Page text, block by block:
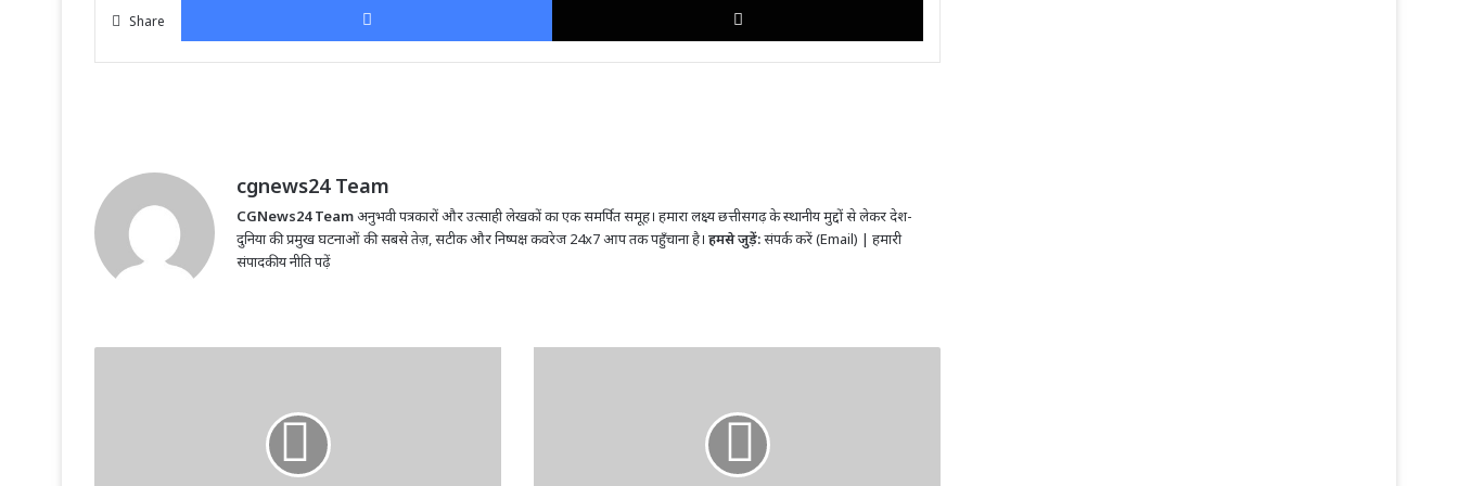
Share
cgnews24 Team
CGNews24 Teamअनुभवी पत्रकारों और उत्साही लेखकों का एक समर्पित समूह। हमारा लक्ष्य छत्तीसगढ़ के स्थानीय मुद्दों से लेकर देश-
दुनिया की प्रमुख घटनाओं की सबसे तेज़, सटीक और निष्पक्ष कवरेज 24x7 आप तक पहुँचाना है। हमसे जुड़ें:संपर्क करें (Email) | हमारी
संपादकीय नीति पढ़ें